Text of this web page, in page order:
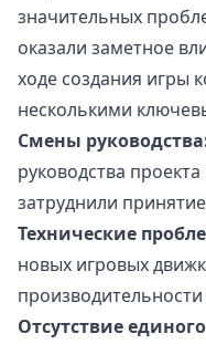
значительных
оказали заметное
ходе создания игры
несколькими
Смены
руководства
затруднили
Технические
новых игровых
Отсутствие